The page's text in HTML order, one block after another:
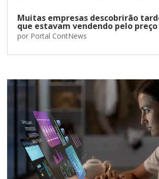
Muitas empresas descobrirão
que estavam vendendo pelo
por Portal ContNews